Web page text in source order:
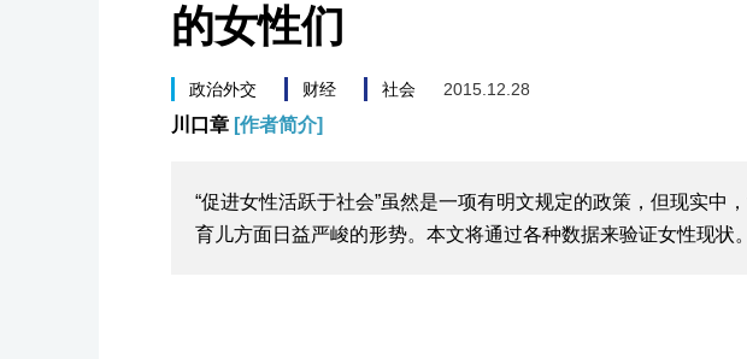
的女性们
政治外交 财经 社会 2015.12.28
川口章 [作者简介]
“促进女性活跃于社会”虽然是一项有明文规定的政策，但现实中
育儿方面日益严峻的形势。本文将通过各种数据来验证女性现状。